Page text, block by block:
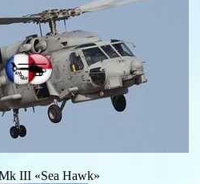
III «Sea Hawk»